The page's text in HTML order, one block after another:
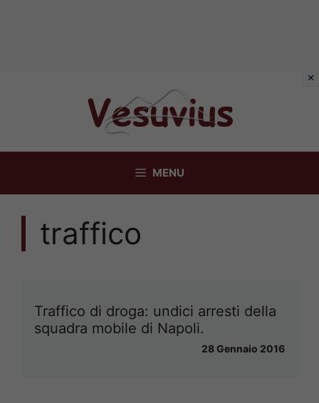
MENU
traffico
Traffico di droga: undici arresti della
squadra mobile di Napoli.
28 Gennaio 2016